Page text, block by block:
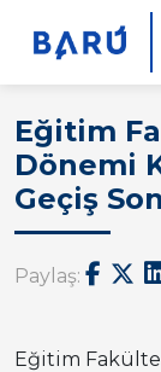
Eğitim
Dönemi
Geçiş
Paylaş:
Eğitim